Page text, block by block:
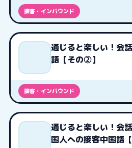
接客・インバウンド
通じると楽しい！会
語【その②】
接客・インバウンド
通じると楽しい！会
国人への接客中国語